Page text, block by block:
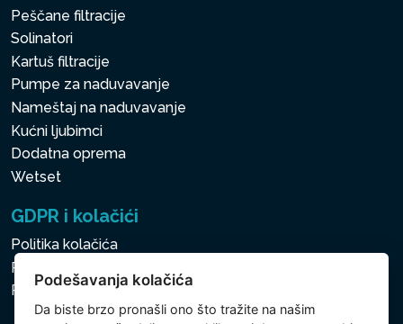
Peščane filtracije
Solinatori
Kartuš filtracije
Pumpe za naduvavanje
Nameštaj na naduvavanje
Kućni ljubimci
Dodatna oprema
Wetset
GDPR i kolačići
Politika kolačića
Politika zaštite ličnih i drugih obrađivanih podataka
Politika kolačića
Podešavanja kolačića
Da biste brzo pronašli ono što tražite na našim